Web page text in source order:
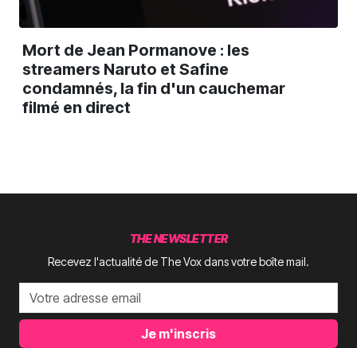
Mort de Jean Pormanove : les
streamers Naruto et Safine
condamnés, la fin d'un cauchemar
filmé en direct
THE NEWSLETTER
Recevez l'actualité de The Vox dans votre boîte mail.
Je m'inscris